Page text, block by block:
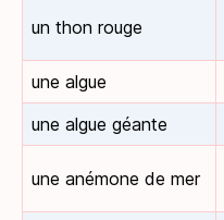
un thon rouge
une algue
une algue géante
une anémone de mer